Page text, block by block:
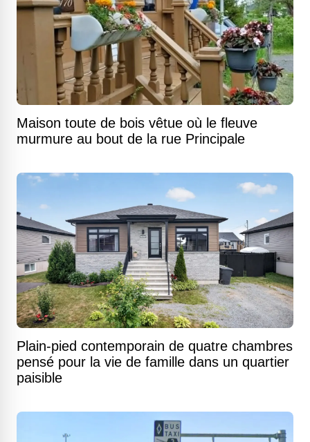
Maison toute de bois vêtue où le fleuve
murmure au bout de la rue Principale
Plain-pied contemporain de quatre chambres
pensé pour la vie de famille dans un quartier
paisible